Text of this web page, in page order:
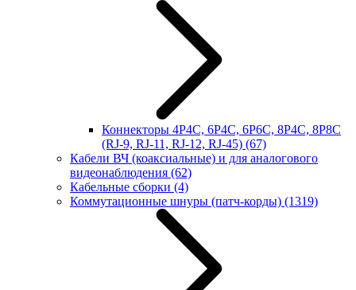
Коннекторы 4P4C, 6P4C, 6P6C, 8P4C, 8P8C
(RJ-9, RJ-11, RJ-12, RJ-45) (67)
Кабели ВЧ (коаксиальные) и для аналогового
видеонаблюдения (62)
Кабельные сборки (4)
Коммутационные шнуры (патч-корды) (1319)